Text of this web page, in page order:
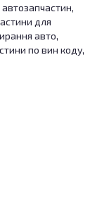
для
авто,
по вин коду,